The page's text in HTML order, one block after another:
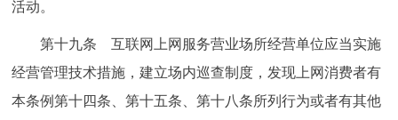
活动。
第十九条 互联网上网服务营业场所经营单位应当实施
经营管理技术措施，建立场内巡查制度，发现上网消费者有
本条例第十四条、第十五条、第十八条所列行为或者有其他